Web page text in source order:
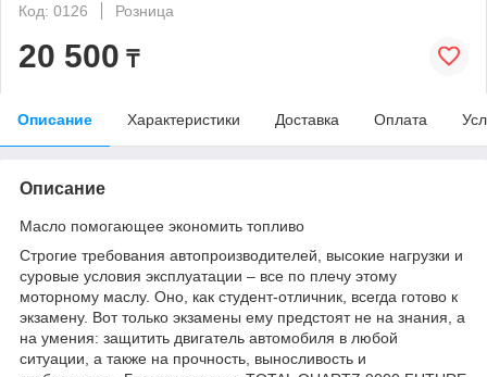
Код: 0126
Розница
20 500 ₸
Описание Характеристики Доставка Оплата
Описание
Масло помогающее экономить топливо
Строгие требования автопроизводителей, высокие нагрузки и
суровые условия эксплуатации – все по плечу этому
моторному маслу. Оно, как студент-отличник, всегда готово к
экзамену. Вот только экзамены ему предстоят не на знания, а
на умения: защитить двигатель автомобиля в любой
ситуации, а также на прочность, выносливость и